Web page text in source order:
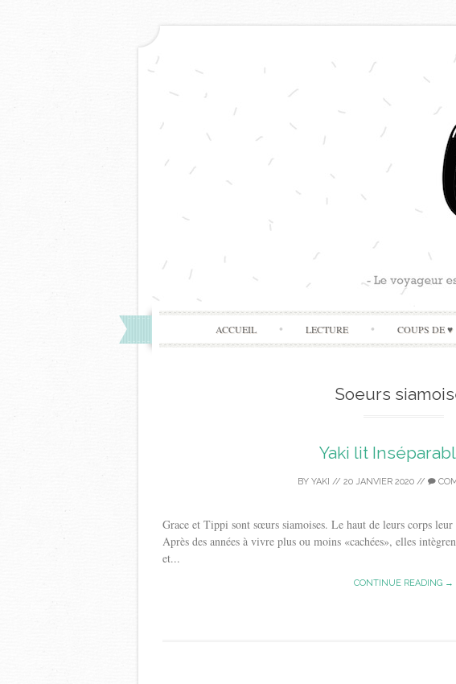
ACCUEIL LECTURE COUPS DE ♥
Soeurs
Yaki lit
BY YAKI // 20 JANVIER 2020//
Grace et Tippi sont sœurs siamoises. Le haut de leurs corps
Après des années à vivre plus ou moins «cachées», elles
et...
CONTINUE READING →